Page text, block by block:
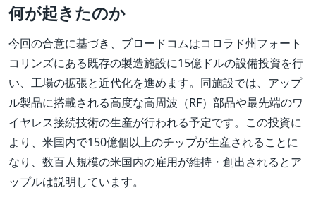
何が起きたのか
今回の合意に基づき、ブロードコムはコロラド州フォート
コリンズにある既存の製造施設に15億ドルの設備投資を行
い、工場の拡張と近代化を進めます。同施設では、アップ
ル製品に搭載される高度な高周波（RF）部品や最先端のワ
イヤレス接続技術の生産が行われる予定です。この投資に
より、米国内で150億個以上のチップが生産されることに
なり、数百人規模の米国内の雇用が維持・創出されるとア
ップルは説明しています。